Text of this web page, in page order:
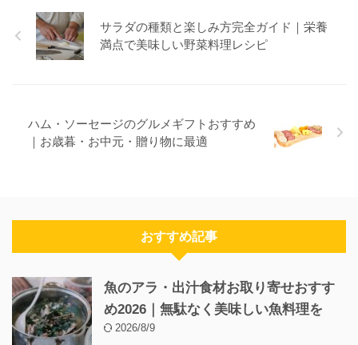
サラダの種類と楽しみ方完全ガイド｜栄養
満点で美味しい野菜料理レシピ
ハム・ソーセージのグルメギフトおすすめ
｜お歳暮・お中元・贈り物に最適
おすすめ記事
魚のアラ・出汁食材お取り寄せおすす
め2026｜無駄なく美味しい魚料理を
2026/8/9